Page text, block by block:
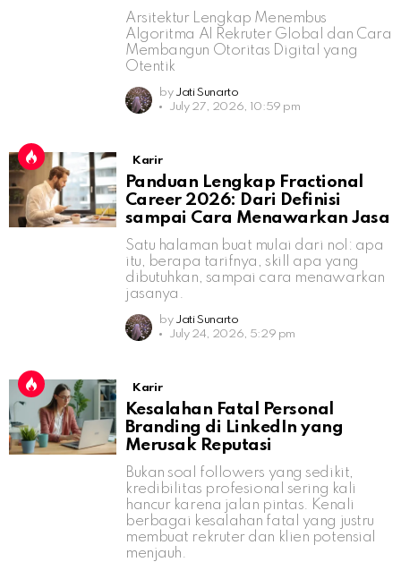
Arsitektur Lengkap Menembus
Algoritma AI Rekruter Global dan Cara
Membangun Otoritas Digital yang
Otentik
by Jati Sunarto
July 27, 2026, 10:59 pm
Karir
Panduan Lengkap Fractional
Career 2026: Dari Definisi
sampai Cara Menawarkan Jasa
Satu halaman buat mulai dari nol: apa
itu, berapa tarifnya, skill apa yang
dibutuhkan, sampai cara menawarkan
jasanya.
by Jati Sunarto
July 24, 2026, 5:29 pm
Karir
Kesalahan Fatal Personal
Branding di LinkedIn yang
Merusak Reputasi
Bukan soal followers yang sedikit,
kredibilitas profesional sering kali
hancur karena jalan pintas. Kenali
berbagai kesalahan fatal yang justru
membuat rekruter dan klien potensial
menjauh.